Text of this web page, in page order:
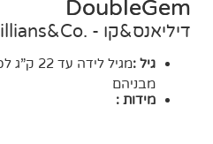
DoubleGem
דיליאנס&קו - .Dillians&Co
גיל :
מבניהם
מידות :